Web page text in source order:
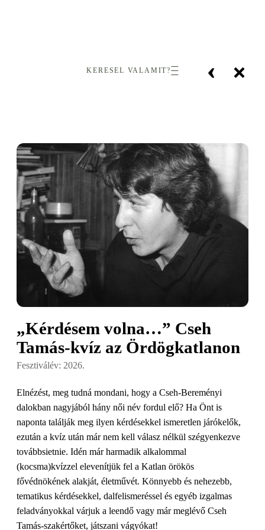
‹ ×
KERESEL VALAMIT?
„Kérdésem volna…” Cseh
Tamás-kvíz az Ördögkatlanon
Fesztiválév: 2026.
Elnézést, meg tudná mondani, hogy a Cseh-Bereményi
dalokban nagyjából hány női név fordul elő? Ha Önt is
naponta találják meg ilyen kérdésekkel ismeretlen járókelők,
ezután a kvíz után már nem kell válasz nélkül szégyenkezve
továbbsietnie. Idén már harmadik alkalommal
(kocsma)kvízzel elevenítjük fel a Katlan örökös
fővédnökének alakját, életművét. Könnyebb és nehezebb,
tematikus kérdésekkel, dalfelismeréssel és egyéb izgalmas
feladványokkal várjuk a leendő vagy már meglévő Cseh
Tamás-szakértőket, játszani vágyókat!